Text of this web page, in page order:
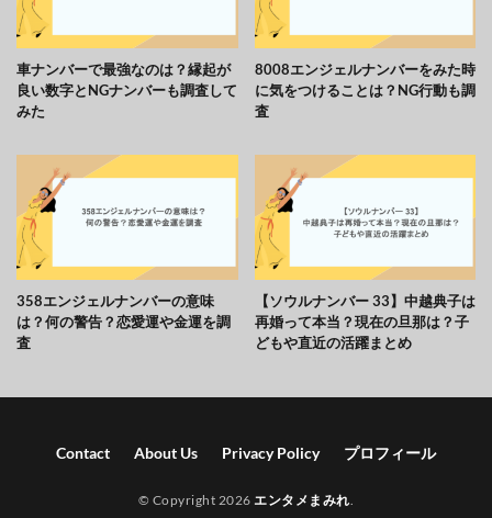
車ナンバーで最強なのは？縁起が
良い数字とNGナンバーも調査して
みた
8008エンジェルナンバーをみた時
に気をつけることは？NG行動も調
査
358エンジェルナンバーの意味
は？何の警告？恋愛運や金運を調
査
【ソウルナンバー 33】中越典子は
再婚って本当？現在の旦那は？子
どもや直近の活躍まとめ
Contact About Us Privacy Policy プロフィール
© Copyright 2026 エンタメまみれ